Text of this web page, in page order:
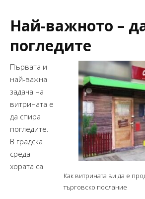
Най-важното –
погледите
Как витрината ви да е
търговско послание
Първата и
най-важна
задача на
витрината е
да спира
погледите.
В градска
среда
хората са